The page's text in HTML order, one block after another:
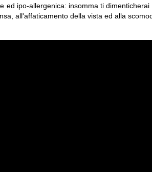
ed ipo-allergenica: insomma ti
all'affaticamento della vista ed alla